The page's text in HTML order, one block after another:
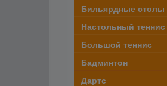
Бильярдные столы
Настольный теннис
Большой теннис
Бадминтон
Дартс